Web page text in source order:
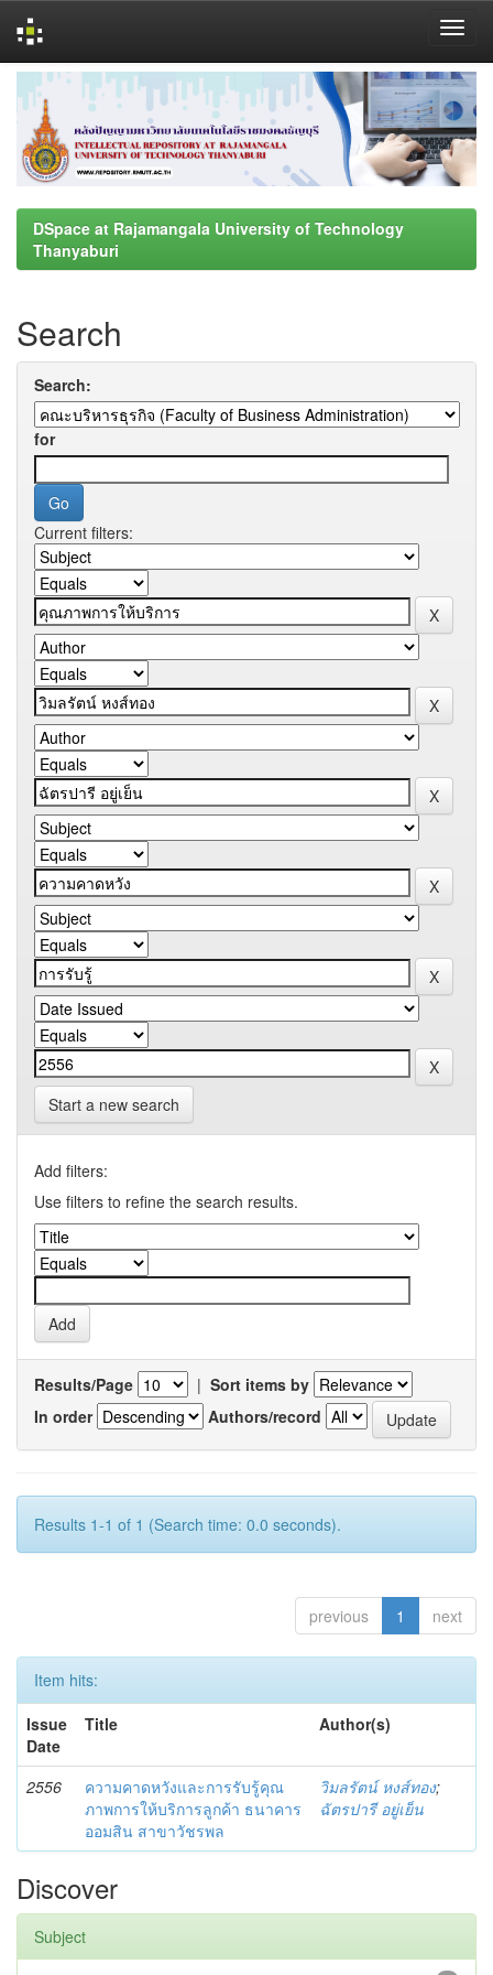
navigation
DSpace at Rajamangala University of Technology
Thanyaburi
Search
Search:
for
Current filters:
Start a new search
Add filters:
Use filters to refine the search results.
Results/Page | Sort items by
In order
Authors/record
Results 1-1 of 1 (Search time: 0.0 seconds).
previous 1 next
Item hits:
Issue
Date
Title Author(s)
2556
ความคาดหวังและการรับรู้คุณ
ภาพการให้บริการลูกค้า ธนาคาร
ออมสิน สาขาวัชรพล
วิมลรัตน์ หงส์ทอง;
ฉัตรปารี อยู่เย็น
Discover
Subject